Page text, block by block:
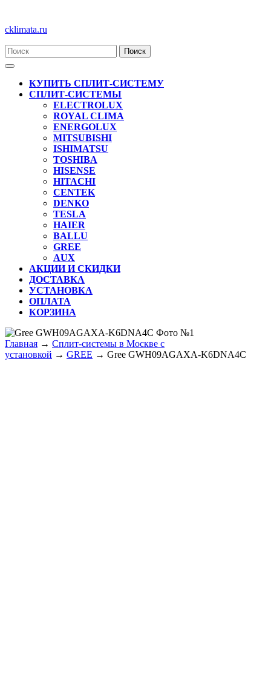
Перейти
содержимому
cklimata.ru
Кнопка
ОткрытьКУПИТЬ СПЛИТ-СИСТЕМУ
СПЛИТ-СИСТЕМЫ
ELECTROLUX
ROYAL CLIMA
ENERGOLUX
MITSUBISHI
ISHIMATSU
TOSHIBA
HISENSE
HITACHI
CENTEK
DENKO
TESLA
HAIER
BALLU
GREE
AUX
АКЦИИ И СКИДКИ
ДОСТАВКА
УСТАНОВКА
ОПЛАТА
КОРЗИНА
КНОПКА
ЗАКРЫТЬ
Главная → Сплит-системы в Москве с
установкой → GREE → Gree GWH09AGAXA-K6DNA4C